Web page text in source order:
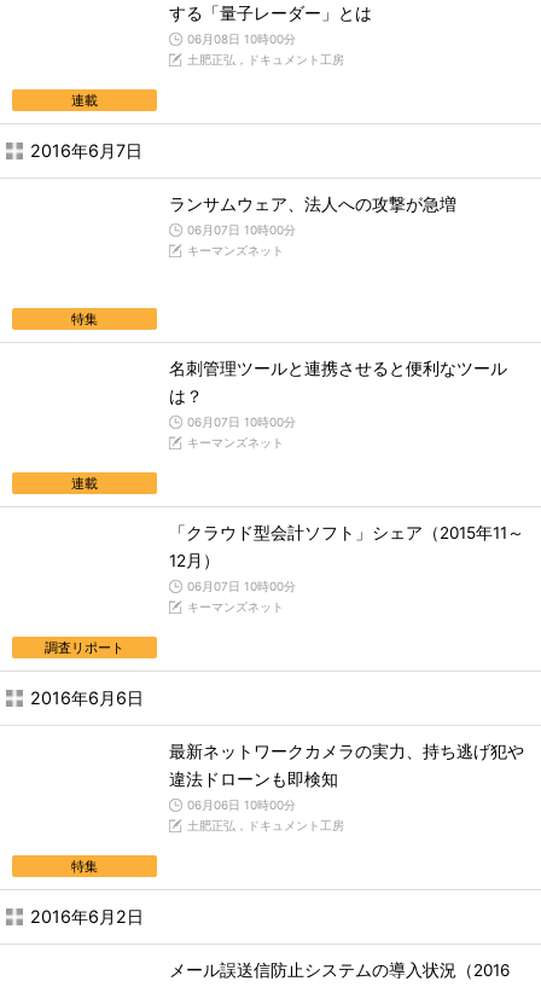
連載
する「量子レーダー」とは
06月08日 10時00分
土肥正弘，ドキュメント工房
2016年6月7日
特集
ランサムウェア、法人への攻撃が急増
06月07日 10時00分
キーマンズネット
連載
名刺管理ツールと連携させると便利なツール
は？
06月07日 10時00分
キーマンズネット
調査リポート
「クラウド型会計ソフト」シェア（2015年11～
12月）
06月07日 10時00分
キーマンズネット
2016年6月6日
特集
最新ネットワークカメラの実力、持ち逃げ犯や
違法ドローンも即検知
06月06日 10時00分
土肥正弘，ドキュメント工房
2016年6月2日
メール誤送信防止システムの導入状況（2016